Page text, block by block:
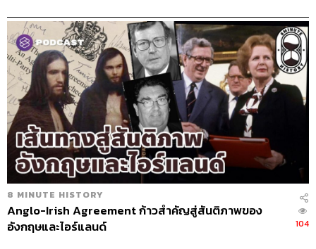
8 MINUTE HISTORY
Anglo-Irish Agreement ก้าวสำคัญสู่สันติภาพของ
อังกฤษและไอร์แลนด์
104